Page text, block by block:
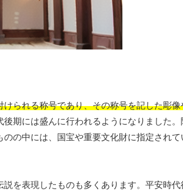
られる称号であり、その称号を記した彫
期には盛んに行われるようになりました。
の中には、国宝や重要文化財に指定されて
を表現したものも多くあります。平安時代